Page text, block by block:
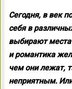
Сегодня, в век
себя в
выбирают места
и романтика
чем они лежат,
неприятным.